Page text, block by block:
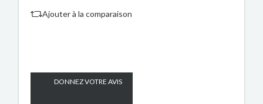
Ajouter à la comparaison
DONNEZ VOTRE AVIS